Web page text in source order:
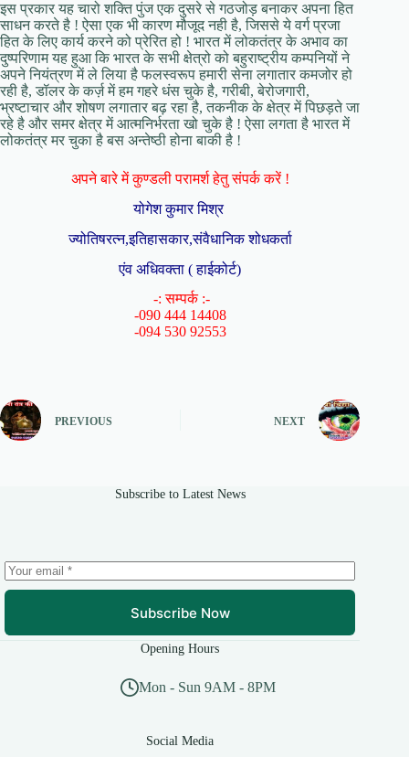
इस प्रकार यह चारो शक्ति पुंज एक दुसरे से गठजोड़ बनाकर अपना हित
साधन करते है ! ऐसा एक भी कारण मौजूद नही है, जिससे ये वर्ग प्रजा
हित के लिए कार्य करने को प्रेरित हो ! भारत में लोकतंत्र के अभाव का
दुष्परिणाम यह हुआ कि भारत के सभी क्षेत्रो को बहुराष्ट्रीय कम्पनियों ने
अपने नियंत्रण में ले लिया है फलस्वरूप हमारी सेना लगातार कमजोर हो
रही है, डॉलर के कर्ज़ में हम गहरे धंस चुके है, गरीबी, बेरोजगारी,
भ्रष्टाचार और शोषण लगातार बढ़ रहा है, तकनीक के क्षेत्र में पिछड़ते जा
रहे है और समर क्षेत्र में आत्मनिर्भरता खो चुके है ! ऐसा लगता है भारत में
लोकतंत्र मर चुका है बस अन्तेष्ठी होना बाकी है !
अपने बारे में कुण्डली परामर्श हेतु संपर्क करें !
योगेश कुमार मिश्र
ज्योतिषरत्न,इतिहासकार,संवैधानिक शोधकर्ता
एंव अधिवक्ता ( हाईकोर्ट)
-: सम्पर्क :-
-090 444 14408
-094 530 92553
PREVIOUS NEXT
Subscribe to Latest News
Subscribe Now
Opening Hours
Mon - Sun 9AM - 8PM
Social Media